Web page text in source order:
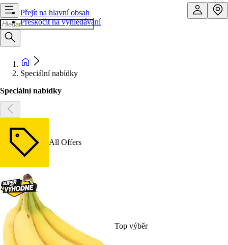
Přejít na hlavní obsah
Přeskočit na vyhledávání
Speciální nabídky
Speciální nabídky
All Offers
Top výběr